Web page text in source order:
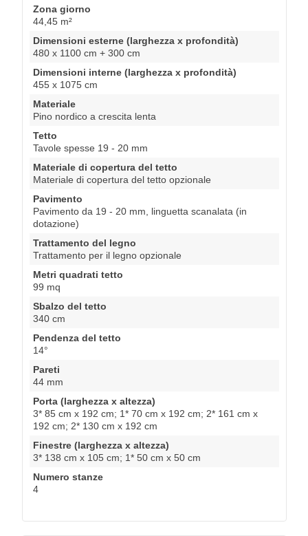
Zona giorno
44,45 m²
Dimensioni esterne (larghezza x profondità)
480 x 1100 cm + 300 cm
Dimensioni interne (larghezza x profondità)
455 x 1075 cm
Materiale
Pino nordico a crescita lenta
Tetto
Tavole spesse 19 - 20 mm
Materiale di copertura del tetto
Materiale di copertura del tetto opzionale
Pavimento
Pavimento da 19 - 20 mm, linguetta scanalata (in
dotazione)
Trattamento del legno
Trattamento per il legno opzionale
Metri quadrati tetto
99 mq
Sbalzo del tetto
340 cm
Pendenza del tetto
14°
Pareti
44 mm
Porta (larghezza x altezza)
3* 85 cm x 192 cm; 1* 70 cm x 192 cm; 2* 161 cm x
192 cm; 2* 130 cm x 192 cm
Finestre (larghezza x altezza)
3* 138 cm x 105 cm; 1* 50 cm x 50 cm
Numero stanze
4